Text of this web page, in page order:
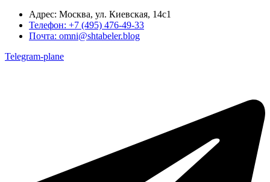
Адрес: Москва, ул. Киевская, 14с1
Телефон: +7 (495) 476-49-33
Почта: omni@shtabeler.blog
Telegram-plane